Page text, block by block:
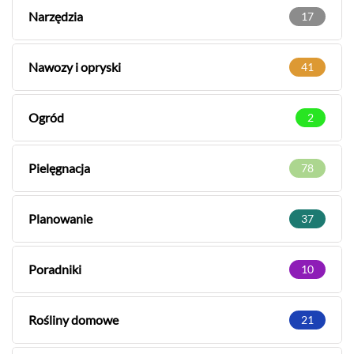
Narzędzia 17
Nawozy i opryski 41
Ogród 2
Pielęgnacja 78
Planowanie 37
Poradniki 10
Rośliny domowe 21